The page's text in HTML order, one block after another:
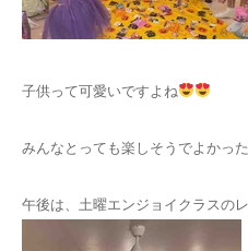
子供って可愛いですよね
みんなとっても楽しそうでよかった
午後は、土曜エンジョイクラスの